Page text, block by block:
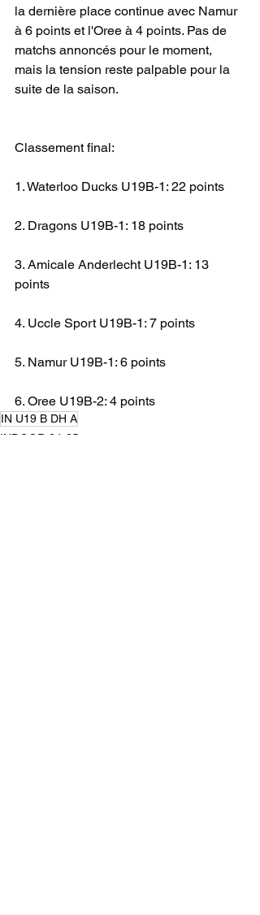
la dernière place continue avec Namur
à 6 points et l'Oree à 4 points. Pas de
matchs annoncés pour le moment,
mais la tension reste palpable pour la
suite de la saison.
Classement final:
1. Waterloo Ducks U19B-1: 22 points
2. Dragons U19B-1: 18 points
3. Amicale Anderlecht U19B-1: 13
points
4. Uccle Sport U19B-1: 7 points
5. Namur U19B-1: 6 points
6. Oree U19B-2: 4 points
IN U19 B DH A
INDOOR 24-25